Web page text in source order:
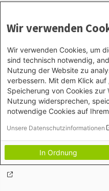
Zwischen Sensibilisierung
Bildungsarbeit
Footer menu
Wir verwenden
Wir verwenden Cookies, um
sind technisch notwendig,
Nutzung der Website zu
verbessern. Mit dem Klick auf
Speicherung von Cookies zur
Nutzung widersprechen,
notwendige Cookies auf
Unsere Datenschutzinformationen
In Ordnung